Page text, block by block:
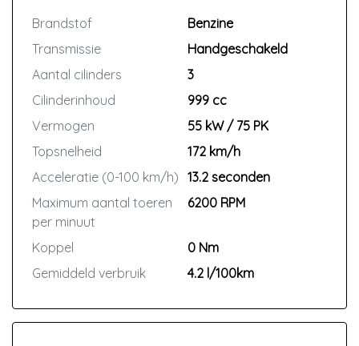
Brandstof
Benzine
Transmissie
Handgeschakeld
Aantal cilinders
3
Cilinderinhoud
999 cc
Vermogen
55 kW / 75 PK
Topsnelheid
172 km/h
Acceleratie (0-100 km/h) 13.2 seconden
Maximum aantal toeren
per minuut
6200 RPM
Koppel
0 Nm
Gemiddeld verbruik
4.2 l/100km